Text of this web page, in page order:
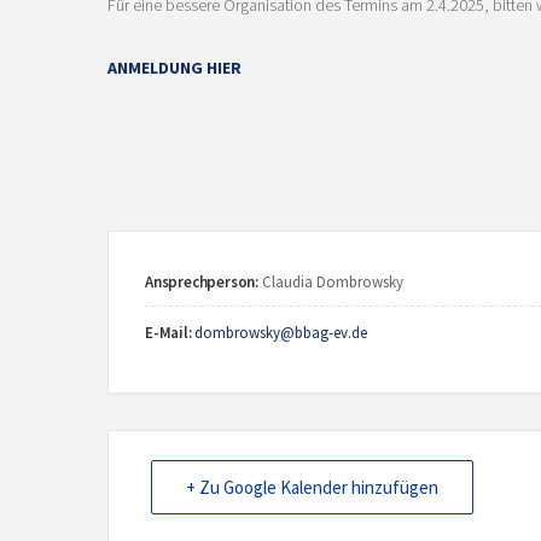
Für eine bessere Organisation des Termins am 2.4.2025,
ANMELDUNG HIER
Ansprechperson: Claudia Dombrowsky
E-Mail:dombrowsky@bbag-ev.de
+ Zu Google Kalender hinzufügen